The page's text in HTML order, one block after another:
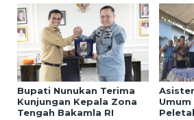
Bupati Nunukan Terima
Kunjungan Kepala Zona
Tengah Bakamla RI